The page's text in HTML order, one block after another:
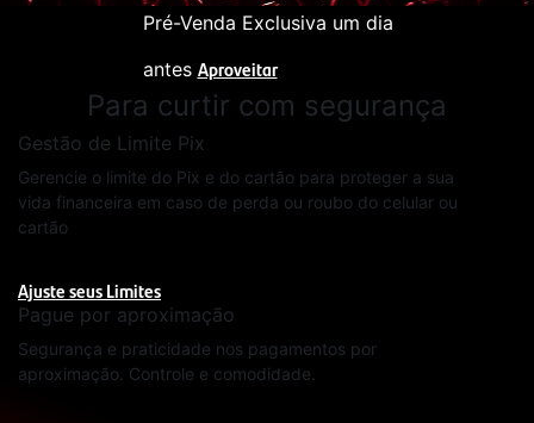
Pré-Venda Exclusiva um dia
antes Aproveitar
Para curtir com segurança
Gestão de Limite Pix
Gerencie o limite do Pix e do cartão para proteger a sua
vida financeira em caso de perda ou roubo do celular ou
cartão
Ajuste seus Limites
Pague por aproximação
Segurança e praticidade nos pagamentos por
aproximação. Controle e comodidade.